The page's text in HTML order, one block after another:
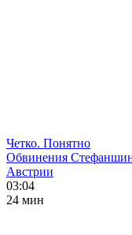
Четко. Понятно
Обвинения
Австрии
03:04
24 мин